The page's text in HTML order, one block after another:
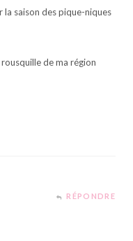
saison des pique-niques
de ma région
RÉPONDRE